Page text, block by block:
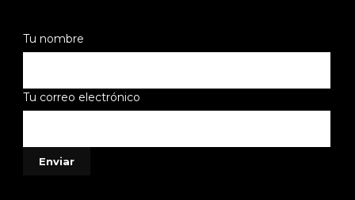
Tu nombre
Tu correo electrónico